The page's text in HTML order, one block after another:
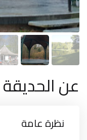
عن الحديقة
نظرة عامة